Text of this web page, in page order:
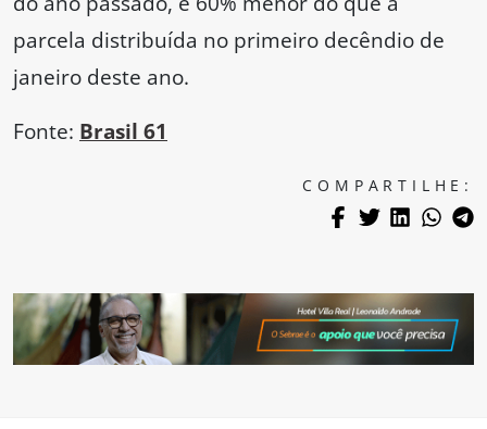
parcela distribuída no primeiro decêndio de
janeiro deste ano.
Fonte: Brasil 61
COMPARTILHE: